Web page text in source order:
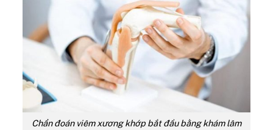
Chẩn đoán viêm xương khớp bắt đầu bằng khám lâm